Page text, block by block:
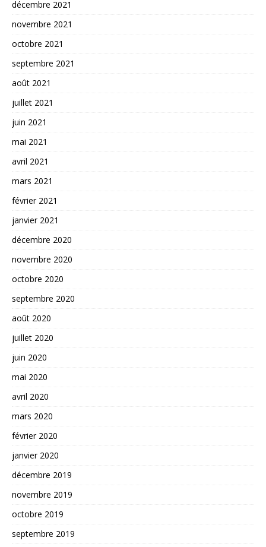
décembre 2021
novembre 2021
octobre 2021
septembre 2021
août 2021
juillet 2021
juin 2021
mai 2021
avril 2021
mars 2021
février 2021
janvier 2021
décembre 2020
novembre 2020
octobre 2020
septembre 2020
août 2020
juillet 2020
juin 2020
mai 2020
avril 2020
mars 2020
février 2020
janvier 2020
décembre 2019
novembre 2019
octobre 2019
septembre 2019